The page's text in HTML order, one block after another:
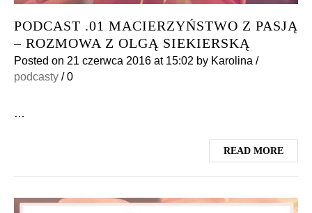
PODCAST .01 MACIERZYŃSTWO Z PASJĄ
– ROZMOWA Z OLGĄ SIEKIERSKĄ
Posted on 21 czerwca 2016 at 15:02 by Karolina /
podcasty /0
…
READ MORE